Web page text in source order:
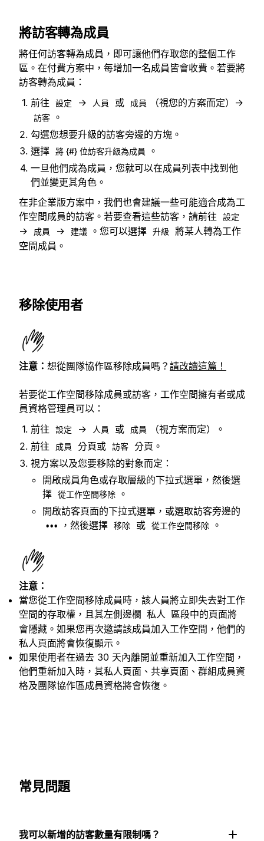
將訪客轉為成員
將任何訪客轉為成員，即可讓他們存取您的整個工作
區。在付費方案中，每增加一名成員皆會收費。若要將
訪客轉為成員：
前往
設定 → 人員 或 成員 （視您的方案而定）→
訪客 。
勾選您想要升級的訪客旁邊的方塊。
選擇 將 {#} 位訪客升級為成員
。
一旦他們成為成員，您就可以在成員列表中找到他
們並變更其角色。
在非企業版方案中，我們也會建議一些可能適合成為工
作空間成員的訪客。若要查看這些訪客，請前往
設定
→ 成員 → 建議 。您可以選擇 升級
將某人轉為工作
空間成員。
移除使用者
注意： 想從團隊協作區移除成員嗎？ 請改讀這篇！
若要從工作空間移除成員或訪客，工作空間擁有者或成
員資格管理員可以：
前往
設定 → 人員 或 成員
（視方案而定）。
前往
成員 分頁或 訪客 分頁。
視方案以及您要移除的對象而定：
開啟成員角色或存取層級的下拉式選單，然後選
擇 從工作空間移除 。
開啟訪客頁面的下拉式選單，或選取訪客旁邊的
••• ，然後選擇 移除 或 從工作空間移除 。
注意：
當您從工作空間移除成員時，該人員將立即失去對工作
空間的存取權，且其左側邊欄 私人
區段中的頁面將
會隱藏。如果您再次邀請該成員加入工作空間，他們的
私人頁面將會恢復顯示。
如果使用者在過去 30 天內離開並重新加入工作空間，
他們重新加入時，其私人頁面、共享頁面、群組成員資
格及團隊協作區成員資格將會恢復。
常見問題
我可以新增的訪客數量有限制嗎？